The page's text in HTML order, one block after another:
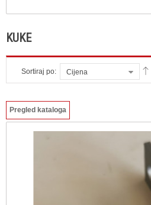
KUKE
Sortiraj po: Cijena
Pregled kataloga